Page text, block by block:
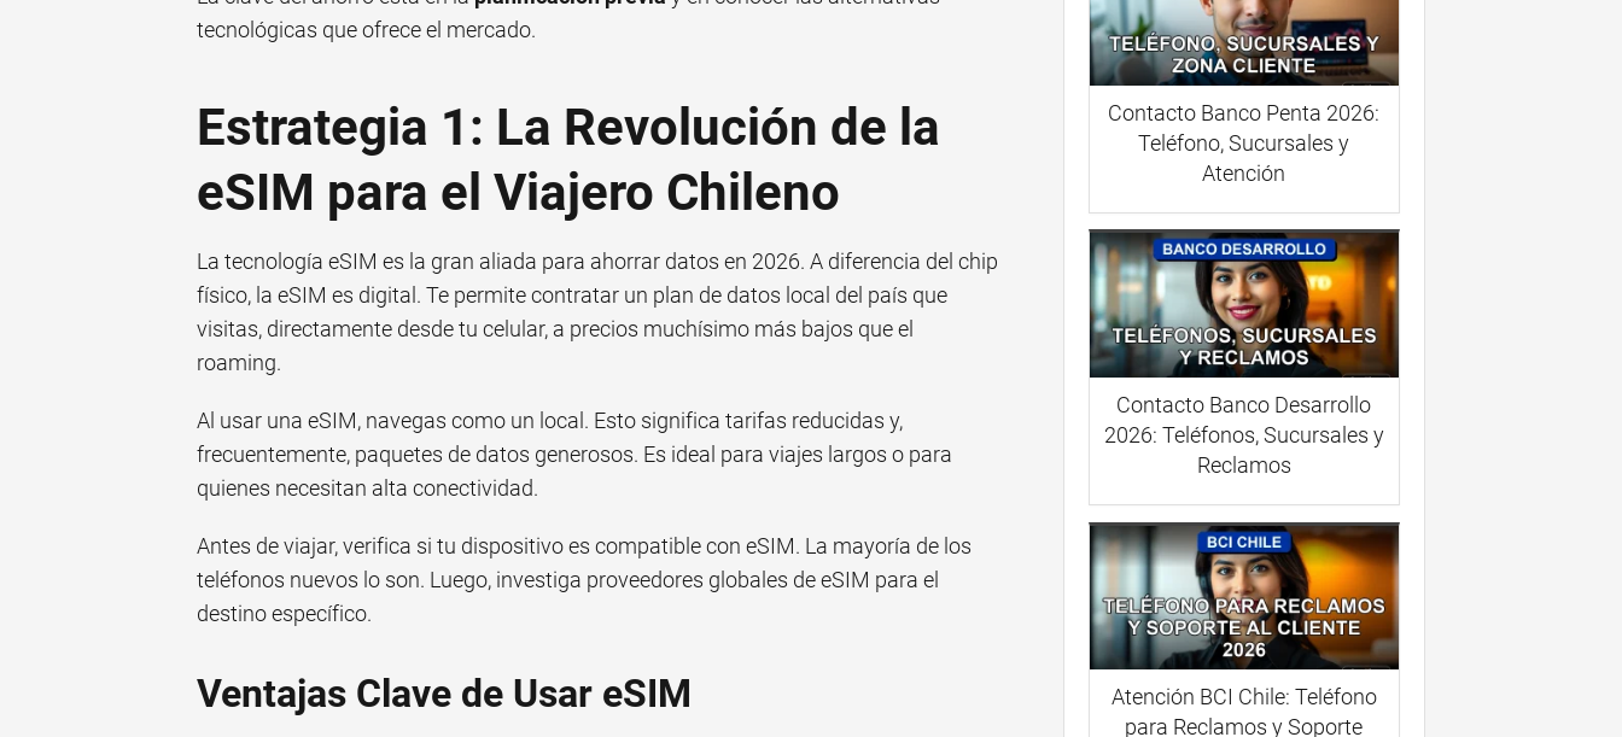
tecnológicas que ofrece el mercado.
Estrategia 1: La Revolución de la
eSIM para el Viajero Chileno
La tecnología eSIM es la gran aliada para ahorrar datos en 2026. A diferencia del chip
físico, la eSIM es digital. Te permite contratar un plan de datos local del país que
visitas, directamente desde tu celular, a precios muchísimo más bajos que el
roaming.
Al usar una eSIM, navegas como un local. Esto significa tarifas reducidas y,
frecuentemente, paquetes de datos generosos. Es ideal para viajes largos o para
quienes necesitan alta conectividad.
Antes de viajar, verifica si tu dispositivo es compatible con eSIM. La mayoría de los
teléfonos nuevos lo son. Luego, investiga proveedores globales de eSIM para el
destino específico.
Ventajas Clave de Usar eSIM
Contacto Banco Penta 2026:
Teléfono, Sucursales y
Atención
Contacto Banco Desarrollo
2026: Teléfonos, Sucursales y
Reclamos
Atención BCI Chile: Teléfono
para Reclamos y Soporte